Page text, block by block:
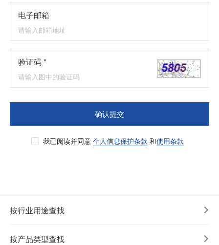
电子邮箱
验证码 *
确认提交
我已阅读并同意 个人信息保护条款 和使用条款
按行业用途查找
按产品类型查找